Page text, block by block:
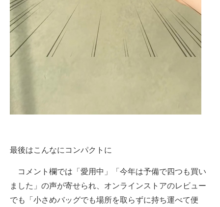
最後はこんなにコンパクトに
コメント欄では「愛用中」「今年は予備で四つも買い
ました」の声が寄せられ、オンラインストアのレビュー
でも「小さめバッグでも場所を取らずに持ち運べて便